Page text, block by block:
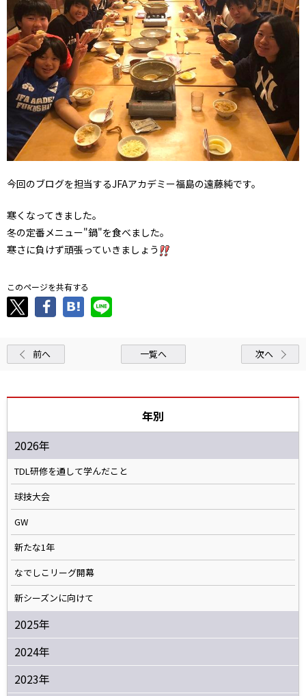
今回のブログを担当するJFAアカデミー福島の遠藤純です。
寒くなってきました。
冬の定番メニュー"鍋"を食べました。
寒さに負けず頑張っていきましょう
このページを共有する
前へ 一覧へ 次へ
年別
2026年
TDL研修を通して学んだこと
球技大会
GW
新たな1年
なでしこリーグ開幕
新シーズンに向けて
2025年
2024年
2023年